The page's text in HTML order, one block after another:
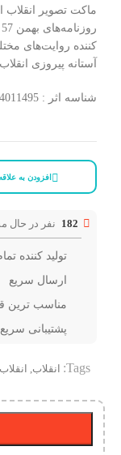
ماکت تصویر انقلاب
کننده روایت‌های
آستانه پیروزی
شناسه اثر : 4011495
افزودن به
182 نفر در حال
تولید کننده
ارسال سریع
مناسب ترین
پشتیبانی
Tags: انقلاب, انقلاب 57